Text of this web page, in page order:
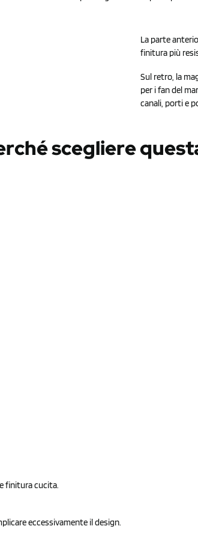
La parte
finitura più
Sul retro, la
per i fan del
canali, porti e
scegliere
finitura cucita.
eccessivamente il design.